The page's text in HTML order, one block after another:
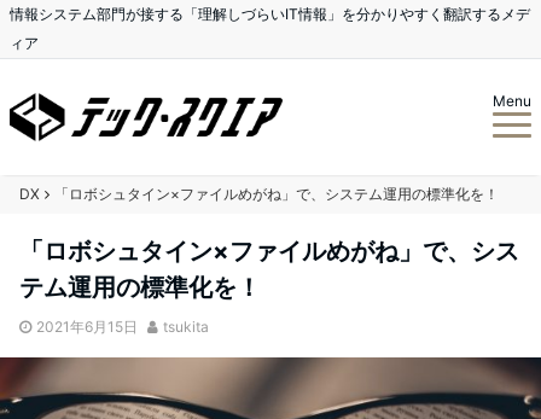
情報システム部門が接する「理解しづらいIT情報」を分かりやすく翻訳するメデ
ィア
Menu
DX 「ロボシュタイン×ファイルめがね」で、システム運用の標準化を！
「ロボシュタイン×ファイルめがね」で、シス
テム運用の標準化を！
2021年6月15日 tsukita